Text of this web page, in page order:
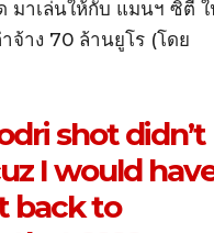
มาเล่นให้กับ แมนฯ ซิตี้
าง 70 ล้านยูโร (โดย
shot didn’t
I would
back to